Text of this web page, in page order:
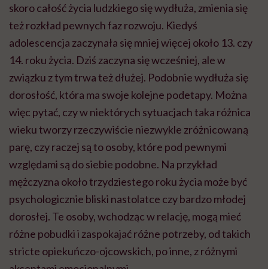
skoro całość życia ludzkiego się wydłuża, zmienia się
też rozkład pewnych faz rozwoju. Kiedyś
adolescencja zaczynała się mniej więcej około 13. czy
14. roku życia. Dziś zaczyna się wcześniej, ale w
związku z tym trwa też dłużej. Podobnie wydłuża się
dorosłość, która ma swoje kolejne podetapy. Można
więc pytać, czy w niektórych sytuacjach taka różnica
wieku tworzy rzeczywiście niezwykle zróżnicowaną
parę, czy raczej są to osoby, które pod pewnymi
względami są do siebie podobne. Na przykład
mężczyzna około trzydziestego roku życia może być
psychologicznie bliski nastolatce czy bardzo młodej
dorosłej. Te osoby, wchodząc w relację, mogą mieć
różne pobudki i zaspokajać różne potrzeby, od takich
stricte opiekuńczo-ojcowskich, po inne, z różnymi